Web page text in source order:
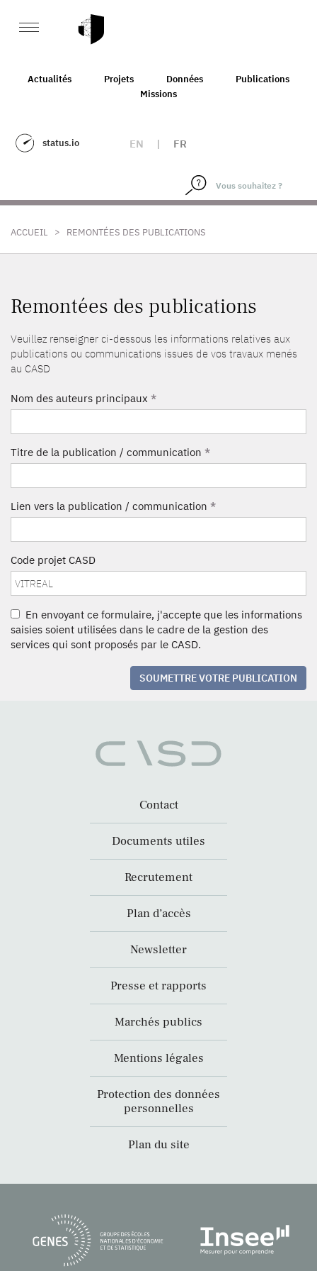
Actualités Projets Données
Publications
Missions
status.io EN | FR
ACCUEIL > REMONTÉES DES PUBLICATIONS
Remontées des publications
Veuillez renseigner ci-dessous les informations relatives aux
publications ou communications issues de vos travaux menés
au CASD
Nom des auteurs principaux *
Titre de la publication / communication *
Lien vers la publication / communication *
Code projet CASD
En envoyant ce formulaire, j'accepte que les informations
saisies soient utilisées dans le cadre de la gestion des
services qui sont proposés par le CASD.
SOUMETTRE VOTRE PUBLICATION
Contact
Documents utiles
Recrutement
Plan d’accès
Newsletter
Presse et rapports
Marchés publics
Mentions légales
Protection des données
personnelles
Plan du site